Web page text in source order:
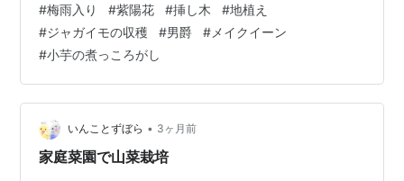
アジサイ。楚々とした花が愛おしい。 カシワバアジサ
イ。友人からもらった枝を挿し木しました。 紫陽花は、
雨空にも雨粒にもよく調和し、 うっとおしい梅雨の季節
を鮮やかに彩ってくれます。 梅雨に入る前に、急いでジ
ャガイモの収穫をしました。 右が男爵で、左がメイクイ
ーン。 今年は、ちょっと小ぶ…
#梅雨入り #紫陽花 #挿し木 #地植え
#ジャガイモの収穫 #男爵 # メイクイーン
#小芋の煮っころがし
いんことずぼら • 3ヶ月前
家庭菜園で山菜栽培